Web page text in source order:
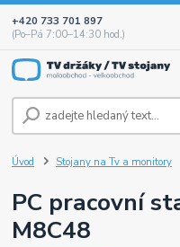
+420 733 701 897
(Po–Pá 7:00–14:30 hod.)
Úvod Stojany na Tv a monitory
PC pracovní
M8C48